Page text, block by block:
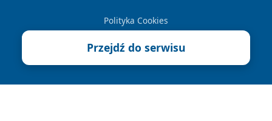
Polityka Cookies
Przejdź do serwisu